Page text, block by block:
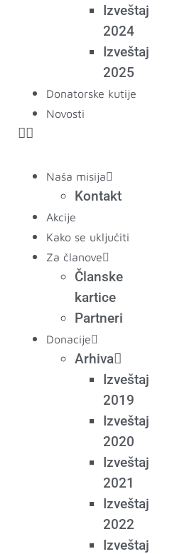
Izveštaj
2024
Izveštaj
2025
Donatorske kutije
Novosti
Naša misija
Kontakt
Akcije
Kako se uključiti
Za članove
Članske
kartice
Partneri
Donacije
Arhiva
Izveštaj
2019
Izveštaj
2020
Izveštaj
2021
Izveštaj
2022
Izveštaj